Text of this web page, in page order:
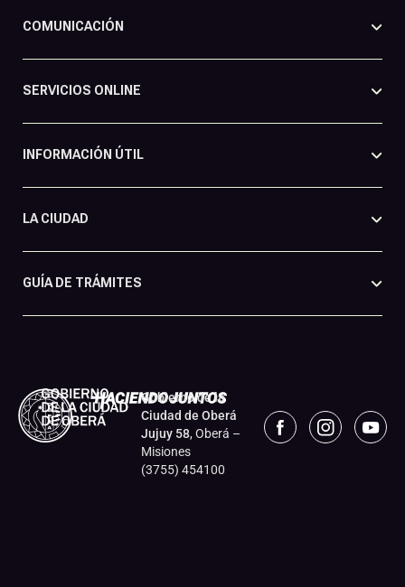
COMUNICACIÓN
SERVICIOS ONLINE
INFORMACIÓN ÚTIL
LA CIUDAD
GUÍA DE TRÁMITES
Gobierno de la
Ciudad de Oberá
Jujuy 58, Oberá –
Misiones
(3755) 454100